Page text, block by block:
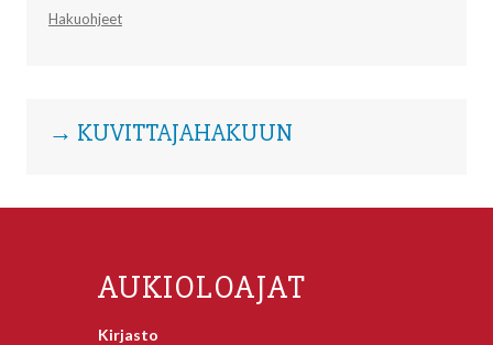
Hakuohjeet
→ KUVITTAJAHAKUUN
AUKIOLOAJAT
Kirjasto